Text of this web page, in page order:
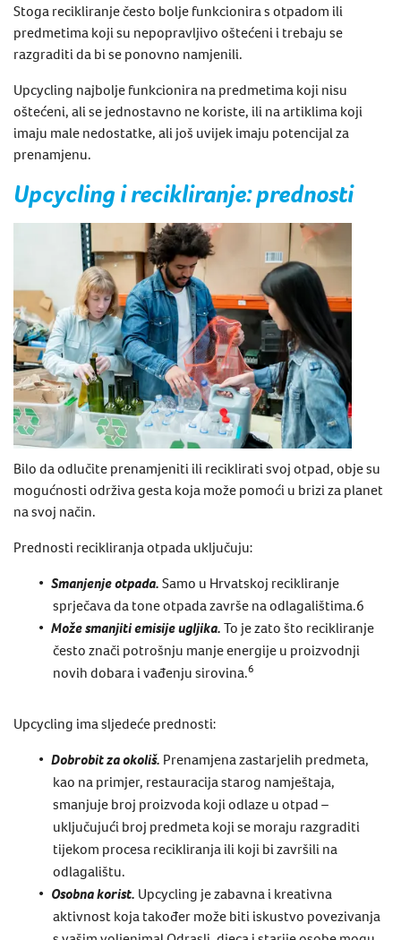
Stoga recikliranje često bolje funkcionira s otpadom ili
predmetima koji su nepopravljivo oštećeni i trebaju se
razgraditi da bi se ponovno namjenili.
Upcycling najbolje funkcionira na predmetima koji nisu
oštećeni, ali se jednostavno ne koriste, ili na artiklima koji
imaju male nedostatke, ali još uvijek imaju potencijal za
prenamjenu.
Upcyclingi recikliranje: prednosti
Bilo da odlučite prenamjeniti ili reciklirati svoj otpad, obje su
mogućnosti održiva gesta koja može pomoći u brizi za planet
na svoj način.
Prednosti recikliranja otpada uključuju:
Smanjenje otpada. Samo u Hrvatskoj recikliranje
sprječava da tone otpada završe na odlagalištima.6
Može smanjiti emisije ugljika. To je zato što recikliranje
često znači potrošnju manje energije u proizvodnji
novih dobara i vađenju sirovina.6
Upcycling ima sljedeće prednosti:
Dobrobit za okoliš. Prenamjena zastarjelih predmeta,
kao na primjer, restauracija starog namještaja,
smanjuje broj proizvoda koji odlaze u otpad –
uključujući broj predmeta koji se moraju razgraditi
tijekom procesa recikliranja ili koji bi završili na
odlagalištu.
Osobna korist. Upcycling je zabavna i kreativna
aktivnost koja također može biti iskustvo povezivanja